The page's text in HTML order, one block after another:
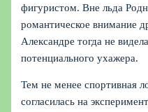
фигуристом. Вне льда
романтическое внимание
Александре тогда не
потенциального ухажера.
Тем не менее спортивная
согласилась на